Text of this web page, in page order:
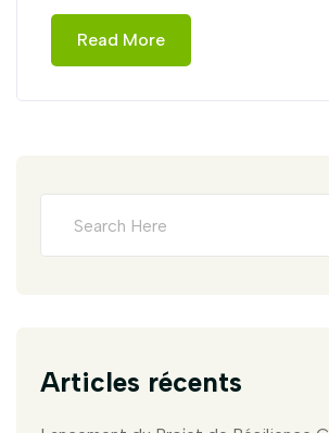
Read More
Articles récents